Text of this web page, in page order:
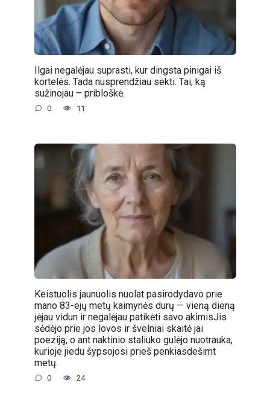
Ilgai negalėjau suprasti, kur dingsta pinigai iš
kortelės. Tada nusprendžiau sekti. Tai, ką
sužinojau – pribloškė.
0 11
Keistuolis jaunuolis nuolat pasirodydavo prie
mano 83-ejų metų kaimynės durų — vieną dieną
įėjau vidun ir negalėjau patikėti savo akimisJis
sėdėjo prie jos lovos ir švelniai skaitė jai
poeziją, o ant naktinio staliuko gulėjo nuotrauka,
kurioje jiedu šypsojosi prieš penkiasdešimt
metų.
0 24